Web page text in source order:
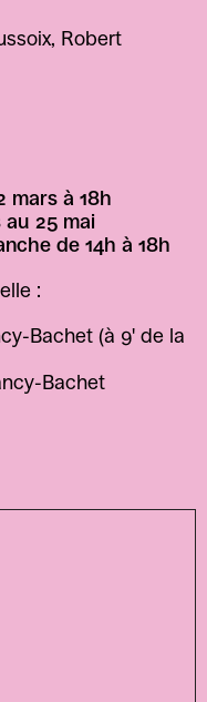
Robert
mars à 18h
au 25 mai
de 14h à 18h
:
Bachet (à 9' de la
Bachet